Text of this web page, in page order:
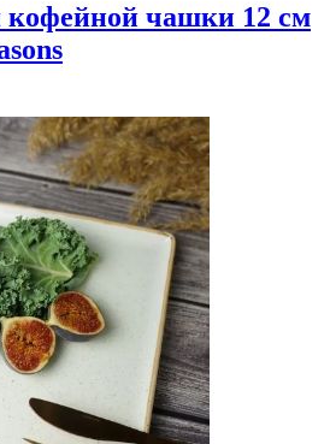
кофейной чашки 12 см